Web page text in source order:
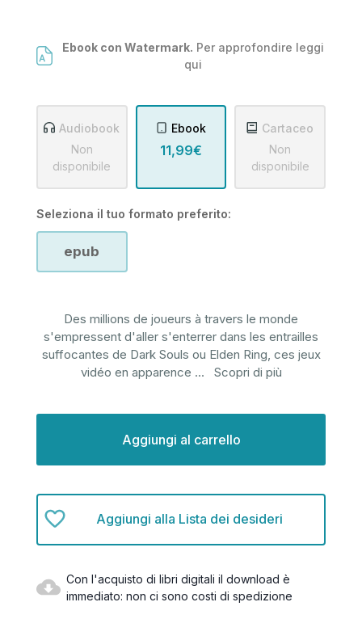
Ebook con Watermark. Per approfondire leggi
qui
Audiobook
Non
disponibile
Ebook
11,99€
Cartaceo
Non
disponibile
Seleziona il tuo formato preferito:
epub
Des millions de joueurs à travers le monde
s'empressent d'aller s'enterrer dans les entrailles
suffocantes de Dark Souls ou Elden Ring, ces jeux
vidéo en apparence ... Scopri di più
Aggiungi alla Lista dei desideri
Con l'acquisto di libri digitali il download è
immediato: non ci sono costi di spedizione